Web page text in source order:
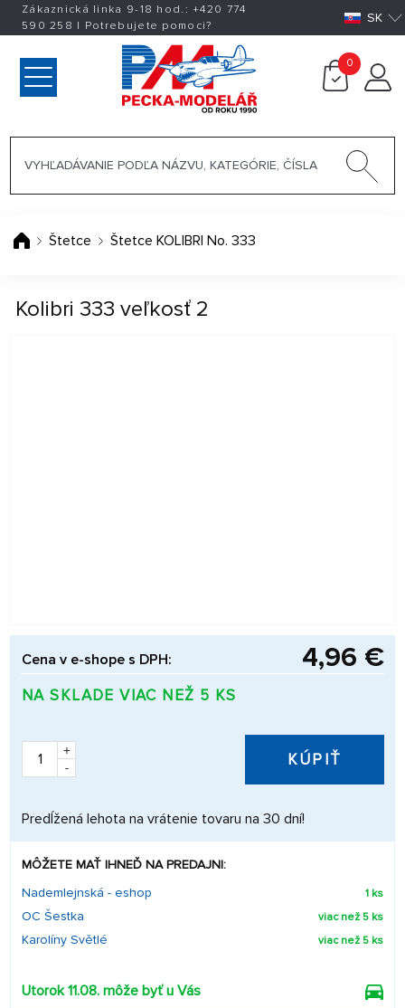
Zákaznická linka 9-18 hod.:+420 774
590 258 | Potrebujete pomoci? SK
0
Štetce Štetce KOLIBRI No. 333
Kolibri 333 veľkosť 2
Cena v e-shope s DPH: 4,96 €
NA SKLADE VIAC NEŽ 5 KS
+
-
KÚPIŤ
Predĺžená lehota na vrátenie tovaru na 30 dní!
MÔŽETE MAŤ IHNEĎ NA PREDAJNI:
Nademlejnská - eshop
1 ks
OC Šestka viac než 5 ks
Karolíny Světlé viac než 5 ks
Utorok 11.08. môže byť u Vás